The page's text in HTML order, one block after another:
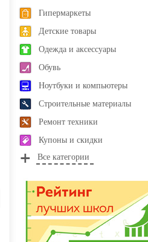
Гипермаркеты
Детские товары
Одежда и аксессуары
Обувь
Ноутбуки и компьютеры
Строительные материалы
Ремонт техники
Купоны и скидки
Все категории